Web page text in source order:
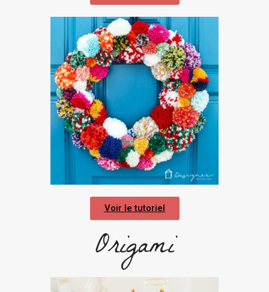
Voir le tutoriel
Origami